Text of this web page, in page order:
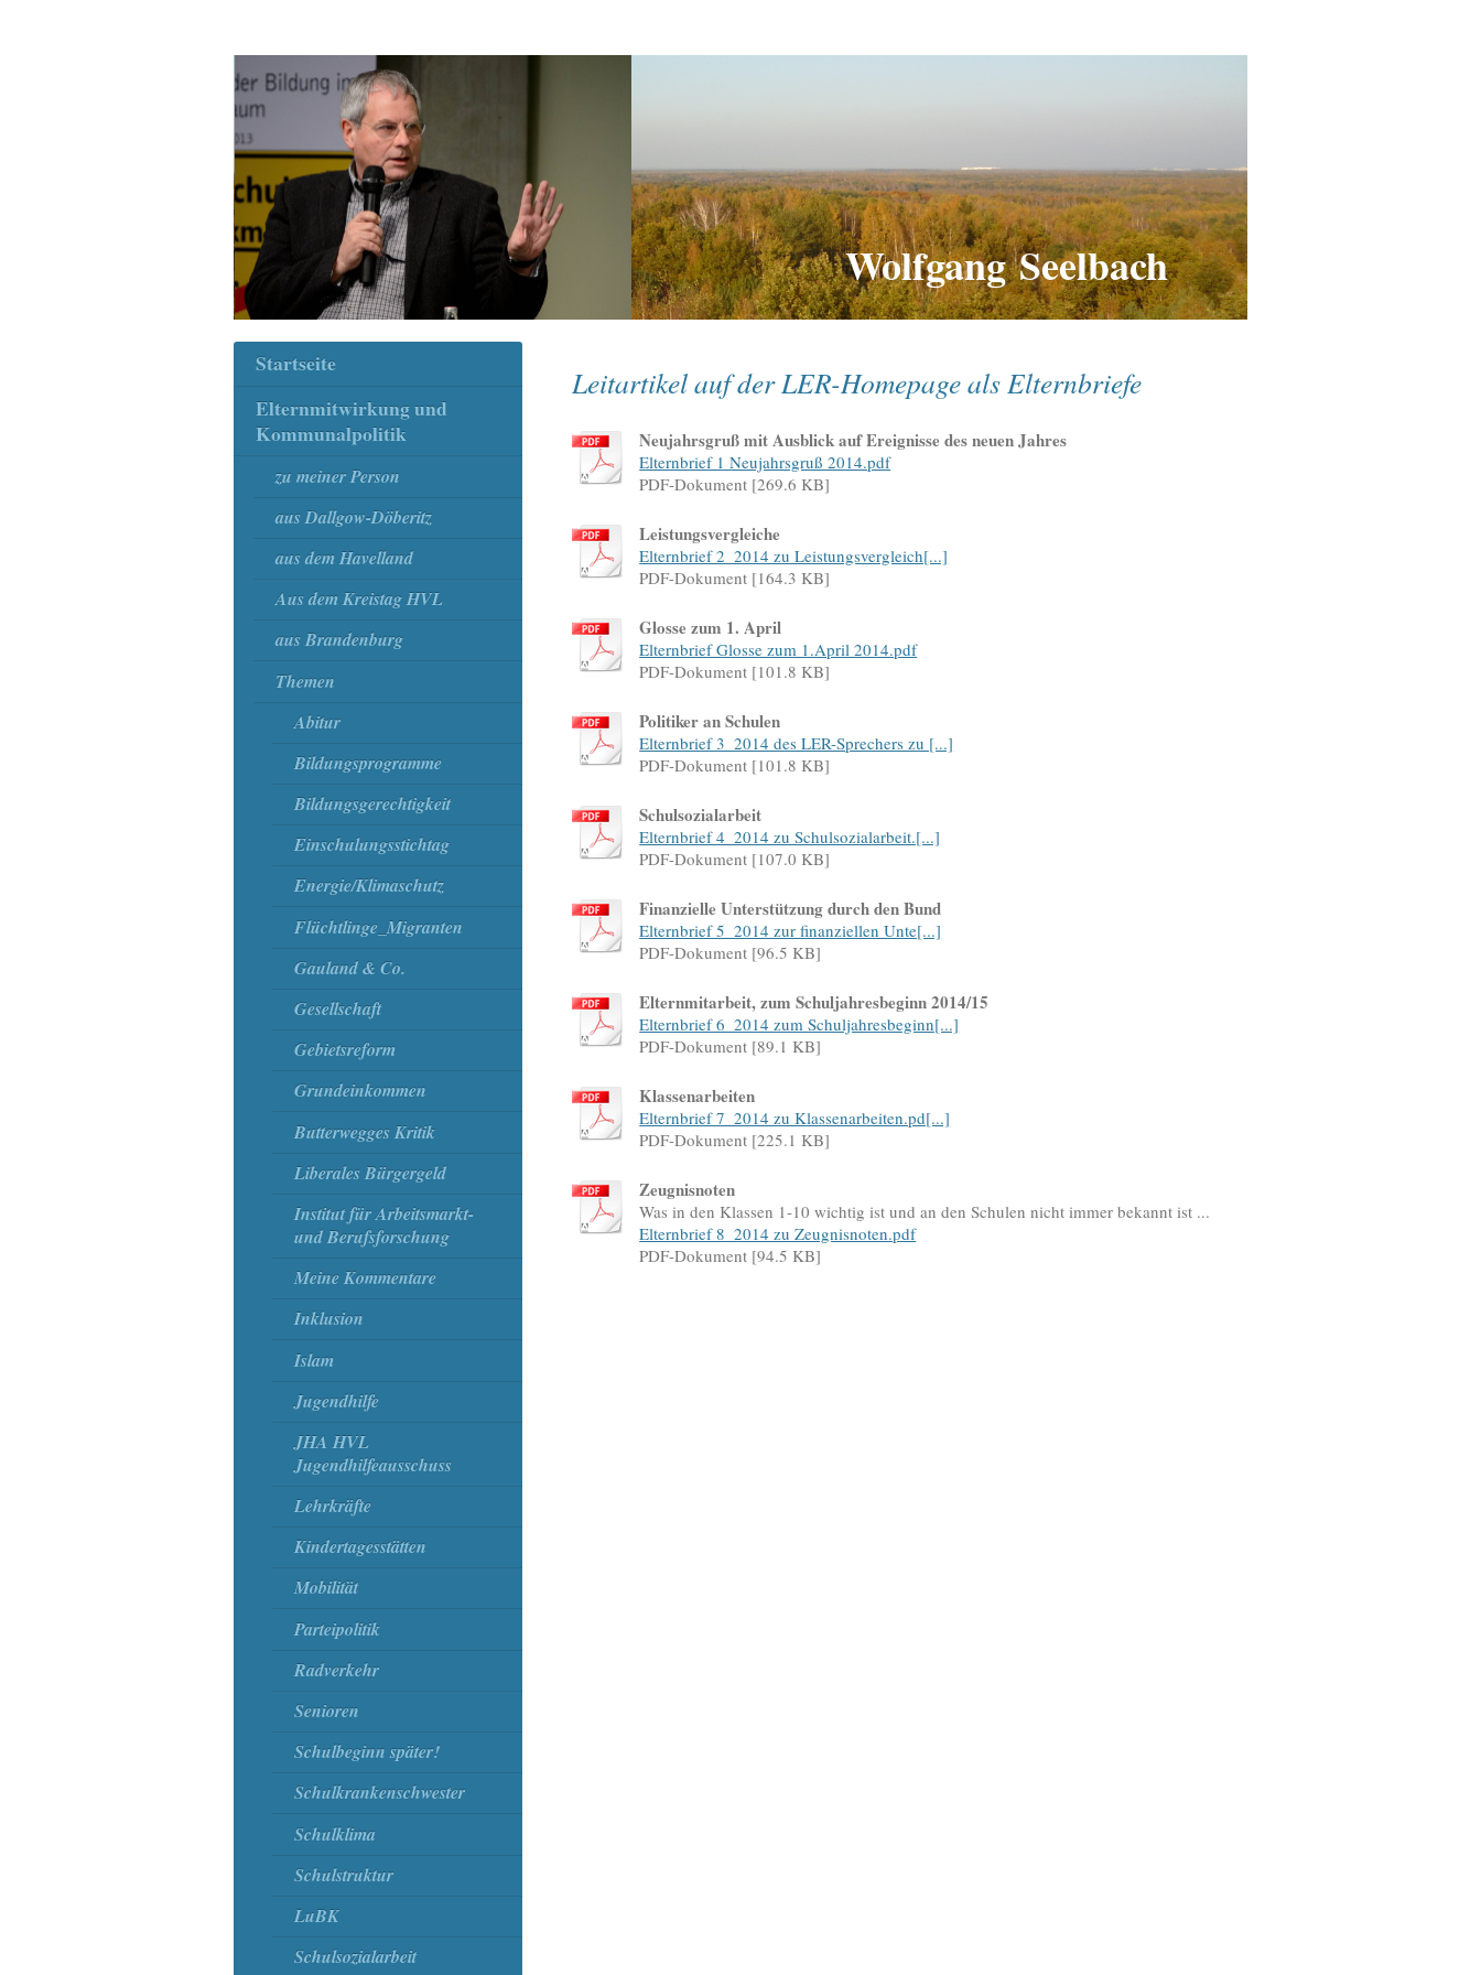
Wolfgang Seelbach
Leitartikel auf der LER-Homepage als Elternbriefe
Neujahrsgruß mit Ausblick auf Ereignisse des neuen Jahres
Elternbrief 1 Neujahrsgruß 2014.pdf
PDF-Dokument [269.6 KB]
Leistungsvergleiche
Elternbrief 2_2014 zu Leistungsvergleich[...]
PDF-Dokument [164.3 KB]
Glosse zum 1. April
Elternbrief Glosse zum 1.April 2014.pdf
PDF-Dokument [101.8 KB]
Politiker an Schulen
Elternbrief 3_2014 des LER-Sprechers zu [...]
PDF-Dokument [101.8 KB]
Schulsozialarbeit
Elternbrief 4_2014 zu Schulsozialarbeit.[...]
PDF-Dokument [107.0 KB]
Finanzielle Unterstützung durch den Bund
Elternbrief 5_2014 zur finanziellen Unte[...]
PDF-Dokument [96.5 KB]
Elternmitarbeit, zum Schuljahresbeginn 2014/15
Elternbrief 6_2014 zum Schuljahresbeginn[...]
PDF-Dokument [89.1 KB]
Klassenarbeiten
Elternbrief 7_2014 zu Klassenarbeiten.pd[...]
PDF-Dokument [225.1 KB]
Zeugnisnoten
Was in den Klassen 1-10 wichtig ist und an den Schulen nicht immer bekannt ist ...
Elternbrief 8_2014 zu Zeugnisnoten.pdf
PDF-Dokument [94.5 KB]
Startseite
Elternmitwirkung und
Kommunalpolitik
zu meiner Person
aus Dallgow-Döberitz
aus dem Havelland
Aus dem Kreistag HVL
aus Brandenburg
Themen
Abitur
Bildungsprogramme
Bildungsgerechtigkeit
Einschulungsstichtag
Energie/Klimaschutz
Flüchtlinge_Migranten
Gauland & Co.
Gesellschaft
Gebietsreform
Grundeinkommen
Butterwegges Kritik
Liberales Bürgergeld
Institut für Arbeitsmarkt-
und Berufsforschung
Meine Kommentare
Inklusion
Islam
Jugendhilfe
JHA HVL
Jugendhilfeausschuss
Lehrkräfte
Kindertagesstätten
Mobilität
Parteipolitik
Radverkehr
Senioren
Schulbeginn später!
Schulkrankenschwester
Schulklima
Schulstruktur
LuBK
Schulsozialarbeit